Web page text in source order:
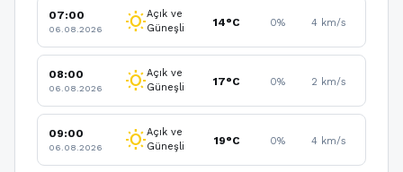
07:00
06.08.2026 wb_sunnyAçık ve
Güneşli
14°C 0% 4 km/s
08:00
06.08.2026 wb_sunnyAçık ve
Güneşli
17°C 0% 2 km/s
09:00
06.08.2026 wb_sunnyAçık ve
Güneşli
19°C 0% 4 km/s